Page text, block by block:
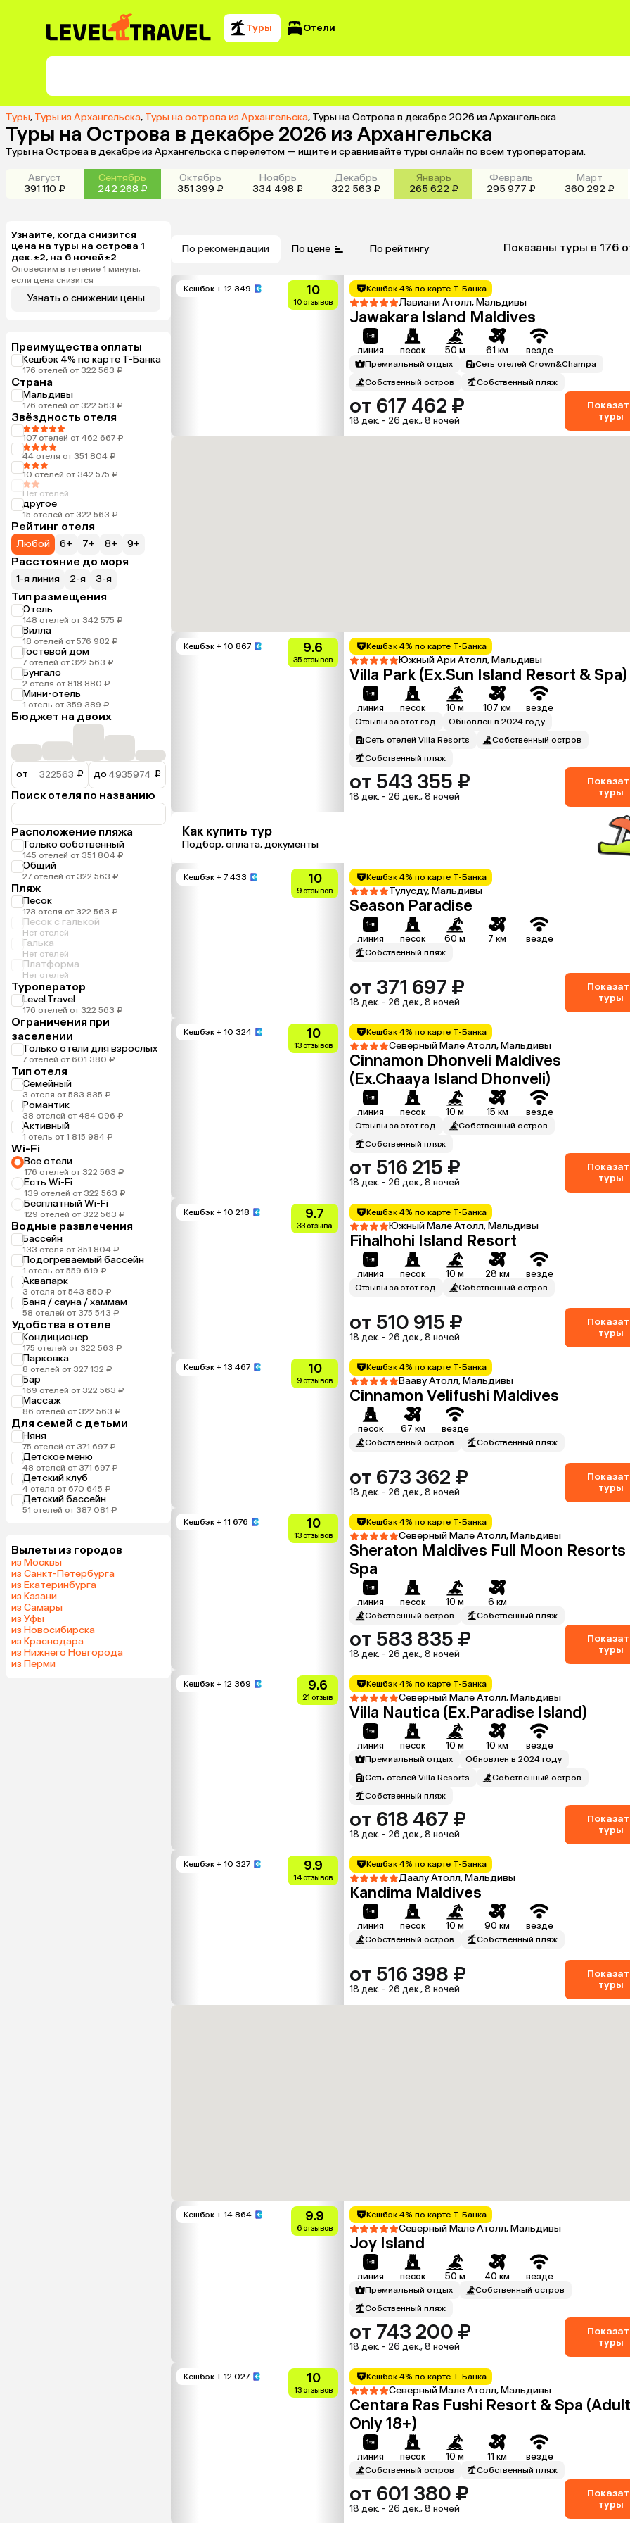
Туры Отели
Туры, Туры из Архангельска, Туры на острова из Архангельска, Туры на Острова в декабре 2026 из Архангельска
Туры на Острова в декабре 2026 из Архангельска
Туры на Острова в декабре из Архангельска с перелетом — ищите и сравнивайте туры онлайн по всем туроператорам.
Август
391 110 ₽
Сентябрь
242 268 ₽
Октябрь
351 399 ₽
Ноябрь
334 498 ₽
Декабрь
322 563 ₽
Январь
265 622 ₽
Февраль
295 977 ₽
Март
360 292 ₽
Узнайте, когда снизится
цена на туры на острова 1
дек.±2, на 6 ночей±2
Оповестим в течение 1 минуты,
если цена снизится
Узнать о снижении цены
Преимущества оплаты
Кешбэк 4% по карте Т-Банка
176 отелей от 322 563 ₽
Страна
Мальдивы
176 отелей от 322 563 ₽
Звёздность отеля
107 отелей от 462 667 ₽
44 отеля от 351 804 ₽
10 отелей от 342 575 ₽
Нет отелей
другое
15 отелей от 322 563 ₽
Рейтинг отеля
Любой 6+ 7+ 8+ 9+
Расстояние до моря
1-я линия 2-я 3-я
Тип размещения
Отель
148 отелей от 342 575 ₽
Вилла
18 отелей от 576 982 ₽
Гостевой дом
7 отелей от 322 563 ₽
Бунгало
2 отеля от 818 880 ₽
Мини-отель
1 отель от 359 389 ₽
Бюджет на двоих
от ₽ до ₽
Поиск отеля по названию
Расположение пляжа
Только собственный
145 отелей от 351 804 ₽
Общий
27 отелей от 322 563 ₽
Пляж
Песок
173 отеля от 322 563 ₽
Песок с галькой
Нет отелей
Галька
Нет отелей
Платформа
Нет отелей
Туроператор
Level.Travel
176 отелей от 322 563 ₽
Ограничения при
заселении
Только отели для взрослых
7 отелей от 601 380 ₽
Тип отеля
Семейный
3 отеля от 583 835 ₽
Романтик
38 отелей от 484 096 ₽
Активный
1 отель от 1 815 984 ₽
Wi-Fi
Все отели
176 отелей от 322 563 ₽
Есть Wi-Fi
139 отелей от 322 563 ₽
Бесплатный Wi-Fi
129 отелей от 322 563 ₽
Водные развлечения
Бассейн
133 отеля от 351 804 ₽
Подогреваемый бассейн
1 отель от 559 619 ₽
Аквапарк
3 отеля от 543 850 ₽
Баня / сауна / хаммам
58 отелей от 375 543 ₽
Удобства в отеле
Кондиционер
175 отелей от 322 563 ₽
Парковка
8 отелей от 327 132 ₽
Бар
169 отелей от 322 563 ₽
Массаж
86 отелей от 322 563 ₽
Для семей с детьми
Няня
75 отелей от 371 697 ₽
Детское меню
48 отелей от 371 697 ₽
Детский клуб
4 отеля от 670 645 ₽
Детский бассейн
51 отелей от 387 081 ₽
Вылеты из городов
из Москвы
из Санкт-Петербурга
из Екатеринбурга
из Казани
из Самары
из Уфы
из Новосибирска
из Краснодара
из Нижнего Новгорода
из Перми
По рекомендации По цене По рейтингу Показаны туры в 176
Кешбэк + 12 349 10
10 отзывов
Кешбэк 4% по карте Т-Банка
Лавиани Атолл, Мальдивы
Jawakara Island Maldives
линия песок 50 м 61 км везде
Премиальный отдых
Сеть отелей Crown&Champa
Собственный остров
Собственный пляж
от 617 462 ₽
18 дек. - 26 дек., 8 ночей
туры
Кешбэк + 10 867 9.6
35 отзывов
Кешбэк 4% по карте Т-Банка
Южный Ари Атолл, Мальдивы
Villa Park (Ex.Sun Island Resort & Spa)
линия песок 10 м 107 км везде
Отзывы за этот год
Обновлен в 2024 году
Сеть отелей Villa Resorts
Собственный остров
Собственный пляж
от 543 355 ₽
18 дек. - 26 дек., 8 ночей
туры
Как купить тур
Подбор, оплата, документы
Кешбэк + 7 433 10
9 отзывов
Кешбэк 4% по карте Т-Банка
Тулусду, Мальдивы
Season Paradise
линия песок 60 м 7 км везде
Собственный пляж
от 371 697 ₽
18 дек. - 26 дек., 8 ночей
туры
Кешбэк + 10 324 10
13 отзывов
Кешбэк 4% по карте Т-Банка
Северный Мале Атолл, Мальдивы
Cinnamon Dhonveli Maldives
(Ex.Chaaya Island Dhonveli)
линия песок 10 м 15 км везде
Отзывы за этот год
Собственный остров
Собственный пляж
от 516 215 ₽
18 дек. - 26 дек., 8 ночей
туры
Кешбэк + 10 218 9.7
33 отзыва
Кешбэк 4% по карте Т-Банка
Южный Мале Атолл, Мальдивы
Fihalhohi Island Resort
линия песок 10 м 28 км везде
Отзывы за этот год Собственный остров
от 510 915 ₽
18 дек. - 26 дек., 8 ночей
туры
Кешбэк + 13 467 10
9 отзывов
Кешбэк 4% по карте Т-Банка
Вааву Атолл, Мальдивы
Cinnamon Velifushi Maldives
песок 67 км везде
Собственный остров Собственный пляж
от 673 362 ₽
18 дек. - 26 дек., 8 ночей
туры
Кешбэк + 11 676 10
13 отзывов
Кешбэк 4% по карте Т-Банка
Северный Мале Атолл, Мальдивы
Sheraton Maldives Full Moon Resorts
Spa
линия песок 10 м 6 км
Собственный остров Собственный пляж
от 583 835 ₽
18 дек. - 26 дек., 8 ночей
туры
Кешбэк + 12 369 9.6
21 отзыв
Кешбэк 4% по карте Т-Банка
Северный Мале Атолл, Мальдивы
Villa Nautica (Ex.Paradise Island)
линия песок 10 м 10 км везде
Премиальный отдых
Обновлен в 2024 году
Сеть отелей Villa Resorts
Собственный остров
Собственный пляж
от 618 467 ₽
18 дек. - 26 дек., 8 ночей
туры
Кешбэк + 10 327 9.9
14 отзывов
Кешбэк 4% по карте Т-Банка
Даалу Атолл, Мальдивы
Kandima Maldives
линия песок 10 м 90 км везде
Собственный остров Собственный пляж
от 516 398 ₽
18 дек. - 26 дек., 8 ночей
туры
Кешбэк + 14 864 9.9
6 отзывов
Кешбэк 4% по карте Т-Банка
Северный Мале Атолл, Мальдивы
Joy Island
линия песок 50 м 40 км везде
Премиальный отдых
Собственный остров
Собственный пляж
от 743 200 ₽
18 дек. - 26 дек., 8 ночей
туры
Кешбэк + 12 027 10
13 отзывов
Кешбэк 4% по карте Т-Банка
Северный Мале Атолл, Мальдивы
Centara Ras Fushi Resort & Spa
Only 18+)
линия песок 10 м 11 км везде
Собственный остров Собственный пляж
от 601 380 ₽
18 дек. - 26 дек., 8 ночей
туры